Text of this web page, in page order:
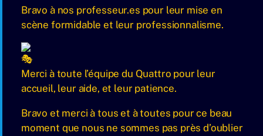
Bravo à nos professeur.es pour leur mise en
scène formidable et leur professionnalisme.
Merci à toute l’équipe du Quattro pour leur
accueil, leur aide, et leur patience.
Bravo et merci à tous et à toutes pour ce beau
moment que nous ne sommes pas près d’oublier